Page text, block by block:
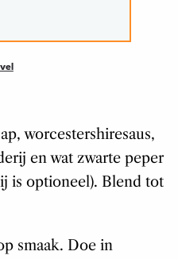
worcestershiresaus,
en wat zwarte peper
is optioneel). Blend tot
smaak. Doe in